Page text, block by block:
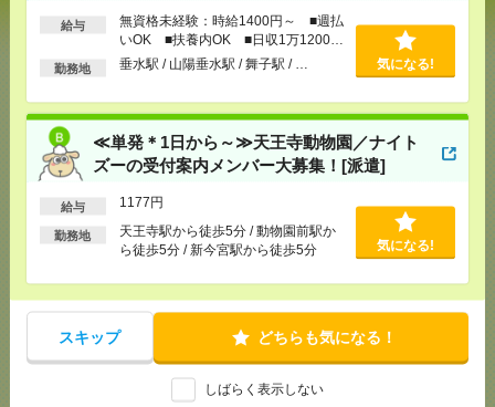
給与
無資格未経験：時給1400円～ ■週払
いOK ■扶養内OK ■日収1万1200円
以上
勤務地 垂水駅 / 山陽垂水駅 / 舞子駅 / … 気になる!
≪単発＊1日から～≫天王寺動物園／ナイト
ズーの受付案内メンバー大募集！[派遣]
給与 1177円
勤務地
天王寺駅から徒歩5分 / 動物園前駅か
ら徒歩5分 / 新今宮駅から徒歩5分
気になる!
スキップ どちらも気になる！
しばらく表示しない
OK ■扶養内OK ■日収1万1200円以上
[勤務地]垂水駅/山陽垂水駅/舞子駅/…
≪単発＊1日から～≫天王寺動物園／ナイトズーの受
付案内メンバー大募集！[派遣]
[給 与]1177円
1日450円迄の実費を支給
[勤務地]天王寺駅から徒歩5分/動物園前駅から徒
歩5分/新今宮駅から徒歩5分
気になる！
＼来社不要／単発1日OK＊お菓子の仕分け[派遣]
時給1,500円～1,875円